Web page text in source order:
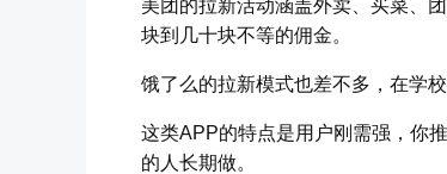
美团的拉新活动涵盖外卖、买菜、
块到几十块不等的佣金。
饿了么的拉新模式也差不多，在学
这类APP的特点是用户刚需强，你
的人长期做。